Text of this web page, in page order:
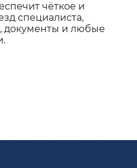
чёткое и
специалиста,
документы и любые